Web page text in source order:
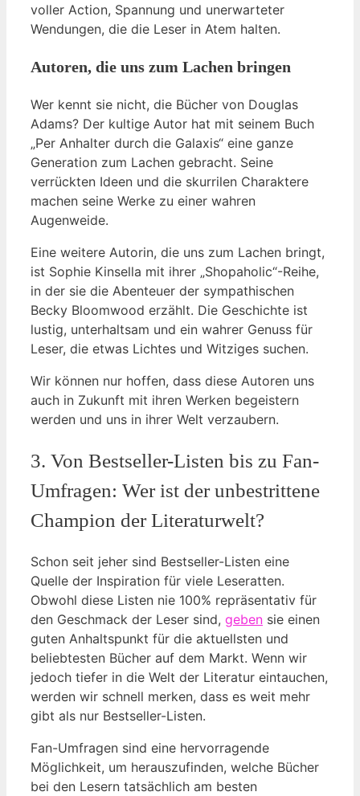
voller Action, Spannung und unerwarteter
Wendungen, die die Leser in Atem halten.
Autoren, die uns zum Lachen bringen
Wer kennt sie nicht, die Bücher von Douglas
Adams? Der kultige Autor hat mit seinem Buch
„Per Anhalter durch die Galaxis“ eine ganze
Generation zum Lachen gebracht. Seine
verrückten Ideen und die skurrilen Charaktere
machen seine Werke zu einer wahren
Augenweide.
Eine weitere Autorin, die uns zum Lachen bringt,
ist Sophie Kinsella mit ihrer „Shopaholic“-Reihe,
in der sie die Abenteuer der sympathischen
Becky Bloomwood erzählt. Die Geschichte ist
lustig, unterhaltsam und ein wahrer Genuss für
Leser, die etwas Lichtes und Witziges suchen.
Wir können nur hoffen, dass diese Autoren uns
auch in Zukunft mit ihren Werken begeistern
werden und uns in ihrer Welt verzaubern.
3. Von Bestseller-Listen bis zu Fan-
Umfragen: Wer ist der unbestrittene
Champion der Literaturwelt?
Schon seit jeher sind Bestseller-Listen eine
Quelle der Inspiration für viele Leseratten.
Obwohl diese Listen nie 100% repräsentativ für
den Geschmack der Leser sind, geben sie einen
guten Anhaltspunkt für die aktuellsten und
beliebtesten Bücher auf dem Markt. Wenn wir
jedoch tiefer in die Welt der Literatur eintauchen,
werden wir schnell merken, dass es weit mehr
gibt als nur Bestseller-Listen.
Fan-Umfragen sind eine hervorragende
Möglichkeit, um herauszufinden, welche Bücher
bei den Lesern tatsächlich am besten